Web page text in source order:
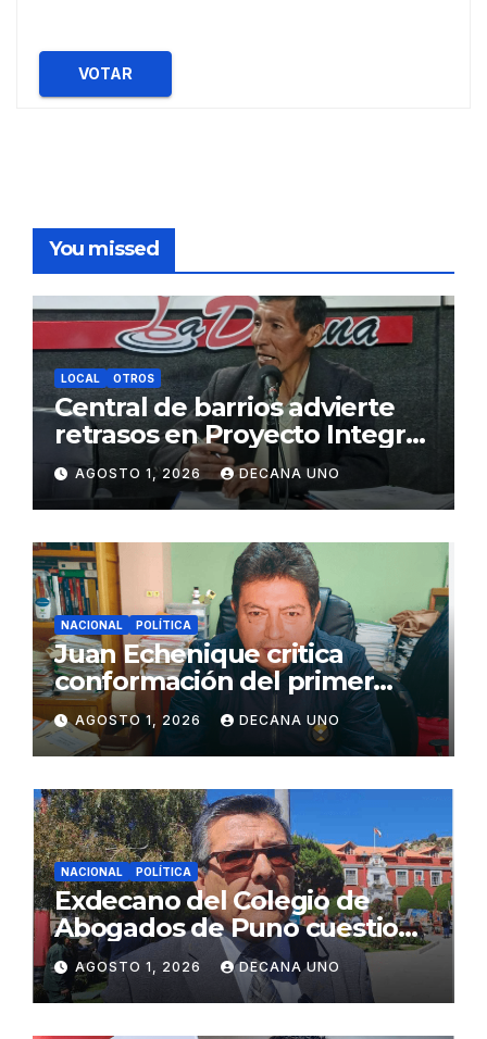
VOTAR
You missed
LOCAL OTROS
Central de barrios advierte
retrasos en Proyecto Integral
de Agua y Alcantarillado para
Juliaca
AGOSTO 1, 2026 DECANA UNO
NACIONAL POLÍTICA
Juan Echenique critica
conformación del primer
gabinete ministerial de Keiko
Fujimori
AGOSTO 1, 2026 DECANA UNO
NACIONAL POLÍTICA
Exdecano del Colegio de
Abogados de Puno cuestiona
propuestas sobre seguridad
ciudadana
AGOSTO 1, 2026 DECANA UNO